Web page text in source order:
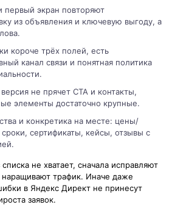
первый экран повторяют
из объявления и ключевую выгоду, а
короче трёх полей, есть
канал связи и понятная политика
не прячет CTA и контакты,
элементы достаточно крупные.
и конкретика на месте: цены/
сертификаты, кейсы, отзывы с
не хватает, сначала исправляют
трафик. Иначе даже
в Яндекс Директ не принесут
заявок.